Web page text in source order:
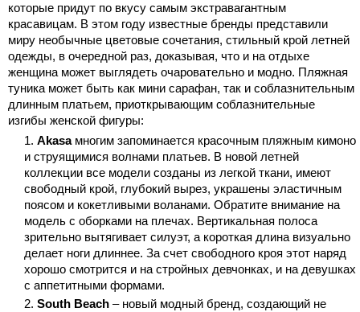
которые придут по вкусу самым экстравагантным
красавицам. В этом году известные бренды представили
миру необычные цветовые сочетания, стильный крой летней
одежды, в очередной раз, доказывая, что и на отдыхе
женщина может выглядеть очаровательно и модно. Пляжная
туника может быть как мини сарафан, так и соблазнительным
длинным платьем, приоткрывающим соблазнительные
изгибы женской фигуры:
Akasaмногим запоминается красочным пляжным кимоно
и струящимися волнами платьев. В новой летней
коллекции все модели созданы из легкой ткани, имеют
свободный крой, глубокий вырез, украшены эластичным
поясом и кокетливыми воланами. Обратите внимание на
модель с оборками на плечах. Вертикальная полоса
зрительно вытягивает силуэт, а короткая длина визуально
делает ноги длиннее. За счет свободного кроя этот наряд
хорошо смотрится и на стройных девчонках, и на девушках
с аппетитными формами.
South Beach – новый модный бренд, создающий не